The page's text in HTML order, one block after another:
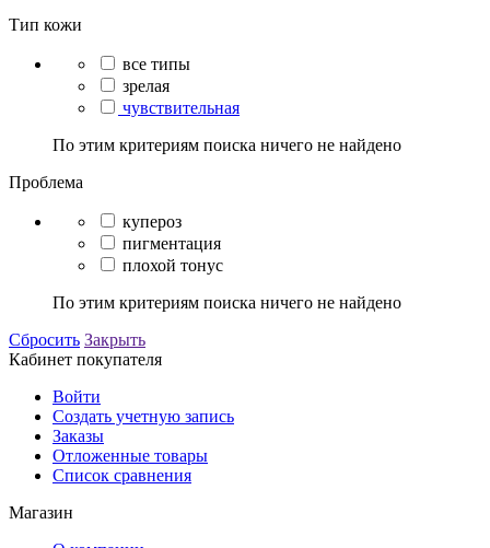
Тип кожи
все типы
зрелая
чувствительная
По этим критериям поиска ничего не найдено
Проблема
купероз
пигментация
плохой тонус
По этим критериям поиска ничего не найдено
Сбросить Закрыть
Кабинет покупателя
Войти
Создать учетную запись
Заказы
Отложенные товары
Список сравнения
Магазин